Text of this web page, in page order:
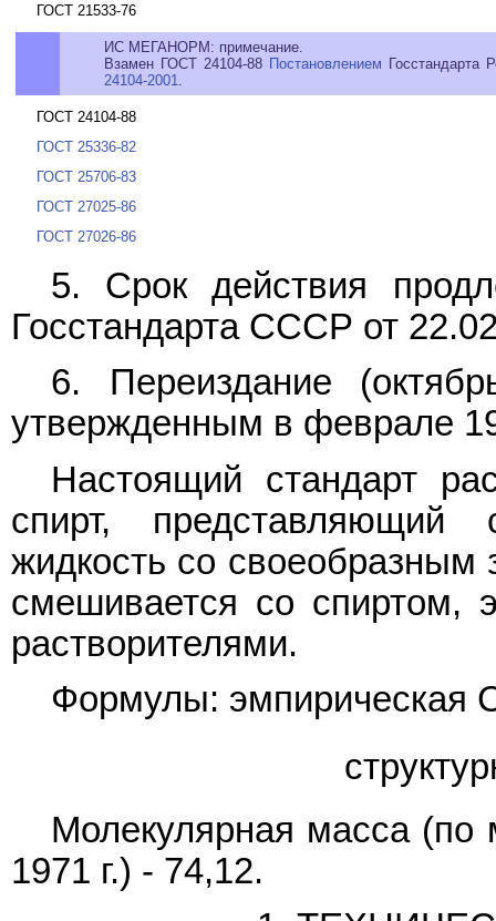
ГОСТ 21533-76
ИС МЕГАНОРМ: примечание.
Взамен ГОСТ 24104-88 Постановлением Госстандарта
24104-2001
ГОСТ 24104-88
ГОСТ 25336-82
ГОСТ 25706-83
ГОСТ 27025-86
ГОСТ 27026-86
5. Срок действия
Госстандарта СССР от
6. Переиздание
утвержденным в феврале
Настоящий стандарт
спирт, представляющий
жидкость со своеобразным
смешивается со спиртом,
растворителями.
Формулы: эмпирическая
Молекулярная масса
1971 г.) - 74,12.